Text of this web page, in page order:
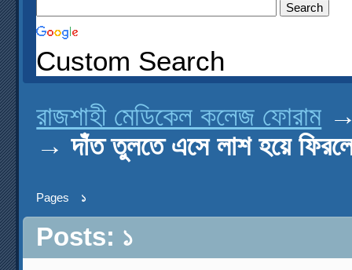
Custom Search
রাজশাহী মেডিকেল কলেজ ফোরাম
→দাঁত তুলতে এসে লাশ হয়ে
Pages ১
Posts: ১